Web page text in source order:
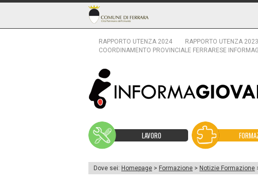
RAPPORTO UTENZA 2024 RAPPORTO UTENZA 2023
COORDINAMENTO PROVINCIALE FERRARESE
LAVORO
Dove sei: Homepage > Formazione > Notizie Formazione